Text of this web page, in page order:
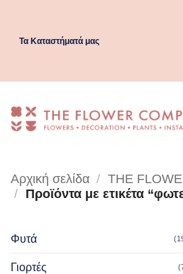
Τα Kαταστήματά μας
Αρχική σελίδα / THE
/ Προϊόντα με ετικέτα
Φυτά
Γιορτές